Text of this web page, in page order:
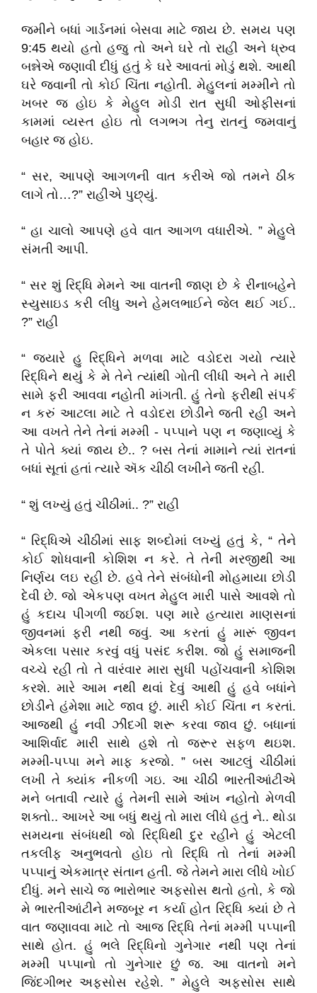
જમીને બધાં ગાર્ડનમાં બેસવા માટે જાય છે. સમય પણ
9:45 થયો હતો હજુ તો અને ઘરે તો રાહી અને ધ્રુવ
બન્નેએ જણાવી દીધું હતું કે ઘરે આવતાં મોડું થશે. આથી
ઘરે જવાની તો કોઈ ચિંતા નહોતી. મેહુલનાં મમ્મીને તો
ખબર જ હોઇ કે મેહુલ મોડી રાત સુધી ઓફીસનાં
કામમાં વ્યસ્ત હોઇ તો લગભગ તેનુ રાતનું જમવાનું
બહાર જ હોઇ.
“ સર, આપણે આગળની વાત કરીએ જો તમને ઠીક
લાગે તો…?” રાહીએ પુછ્યું.
“ હા ચાલો આપણે હવે વાત આગળ વધારીએ. ” મેહુલે
સંમતી આપી.
“ સર શું રિદ્ધિ મેમને આ વાતની જાણ છે કે રીનાબહેને
સ્યુસાઇડ કરી લીધુ અને હેમલભાઈને જેલ થઈ ગઈ..
?” રાહી
“ જ્યારે હુ રિદ્ધિને મળવા માટે વડોદરા ગયો ત્યારે
રિદ્ધિને થયું કે મે તેને ત્યાંથી ગોતી લીધી અને તે મારી
સામે ફરી આવવા નહોતી માંગતી. હું તેનો ફરીથી સંપર્ક
ન કરું આટલા માટે તે વડોદરા છોડીને જતી રહી અને
આ વખતે તેને તેનાં મમ્મી - પપ્પાને પણ ન જણાવ્યું કે
તે પોતે ક્યાં જાય છે.. ? બસ તેનાં મામાને ત્યાં રાતનાં
બધાં સૂતાં હતાં ત્યારે ઍક ચીઠી લખીને જતી રહી.
“ શું લખ્યું હતું ચીઠીમાં.. ?” રાહી
“ રિદ્ધિએ ચીઠીમાં સાફ શબ્દોમાં લખ્યું હતું કે, “ તેને
કોઈ શોધવાની કોશિશ ન કરે. તે તેની મરજીથી આ
નિર્ણય લઇ રહી છે. હવે તેને સંબંધોની મોહમાયા છોડી
દેવી છે. જો એકપણ વખત મેહુલ મારી પાસે આવશે તો
હું કદાચ પીગળી જઈશ. પણ મારે હત્યારા માણસનાં
જીવનમાં ફરી નથી જવું. આ કરતાં હું મારૂં જીવન
એકલા પસાર કરવું વધું પસંદ કરીશ. જો હું સમાજની
વચ્ચે રહી તો તે વારંવાર મારા સુધી પહોંચવાની કોશિશ
કરશે. મારે આમ નથી થવાં દેવું આથી હું હવે બધાંને
છોડીને હંમેશા માટે જાવ છું. મારી કોઈ ચિંતા ન કરતાં.
આજથી હું નવી ઝીંદગી શરૂ કરવા જાવ છું. બધાનાં
આશિર્વાદ મારી સાથે હશે તો જરૂર સફળ થઇશ.
મમ્મી-પપ્પા મને માફ કરજો. ” બસ આટલું ચીઠીમાં
લખી તે ક્યાંક નીકળી ગઇ. આ ચીઠી ભારતીઆંટીએ
મને બતાવી ત્યારે હું તેમની સામે આંખ નહોતો મેળવી
શક્તો.. આખરે આ બધું થયું તો મારા લીધે હતું ને.. થોડા
સમયના સંબંધથી જો રિદ્ધિથી દુર રહીને હું એટલી
તકલીફ અનુભવતો હોઇ તો રિદ્ધિ તો તેનાં મમ્મી
પપ્પાનું એકમાત્ર સંતાન હતી. જે તેમને મારા લીધે ખોઈ
દીધું. મને સાચે જ ભારોભાર અફસોસ થતો હતો, કે જો
મે ભારતીઆંટીને મજબૂર ન કર્યા હોત રિદ્ધિ ક્યાં છે તે
વાત જણાવવા માટે તો આજ રિદ્ધિ તેનાં મમ્મી પપ્પાની
સાથે હોત. હું ભલે રિદ્ધિનો ગુનેગાર નથી પણ તેનાં
મમ્મી પપ્પાનો તો ગુનેગાર છું જ. આ વાતનો મને
જિંદગીભર અફસોસ રહેશે. ” મેહુલે અફસોસ સાથે